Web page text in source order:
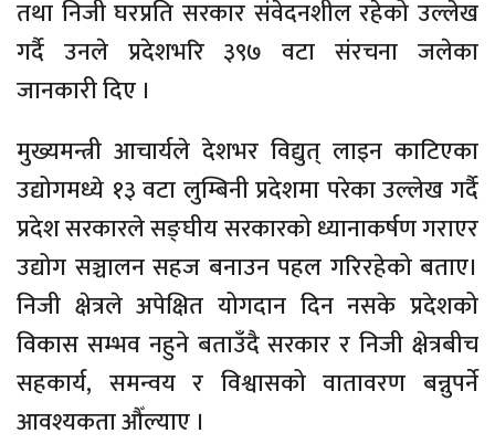
तथा निजी घरप्रति सरकार संवेदनशील रहेको उल्लेख
गर्दै उनले प्रदेशभरि ३९७ वटा संरचना जलेका
जानकारी दिए ।
मुख्यमन्त्री आचार्यले देशभर विद्युत् लाइन काटिएका
उद्योगमध्ये १३ वटा लुम्बिनी प्रदेशमा परेका उल्लेख गर्दै
प्रदेश सरकारले सङ्घीय सरकारको ध्यानाकर्षण गराएर
उद्योग सञ्चालन सहज बनाउन पहल गरिरहेको बताए।
निजी क्षेत्रले अपेक्षित योगदान दिन नसके प्रदेशको
विकास सम्भव नहुने बताउँदै सरकार र निजी क्षेत्रबीच
सहकार्य, समन्वय र विश्वासको वातावरण बन्नुपर्ने
आवश्यकता औँल्याए ।